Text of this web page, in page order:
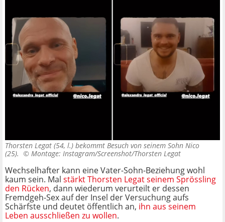
Thorsten Legat (54, l.) bekommt Besuch von seinem Sohn Nico
(25). © Montage: Instagram/Screenshot/Thorsten Legat
Wechselhafter kann eine Vater-Sohn-Beziehung wohl
kaum sein. Mal stärkt Thorsten Legat seinem Sprössling
den Rücken, dann wiederum verurteilt er dessen
Fremdgeh-Sex auf der Insel der Versuchung aufs
Schärfste und deutet öffentlich an, ihn aus seinem
Leben ausschließen zu wollen.